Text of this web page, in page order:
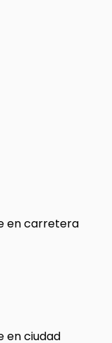
en carretera
en ciudad